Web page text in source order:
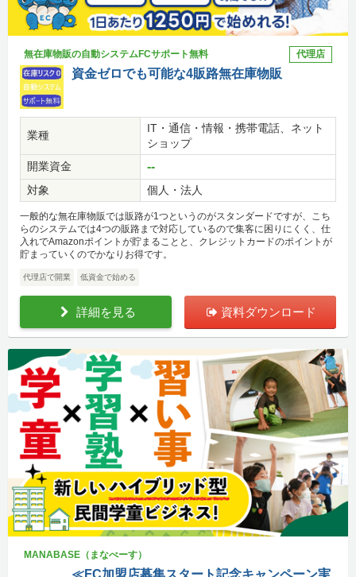
無在庫物販の自動システムFCサポート無料 代理店
資金ゼロでも可能な4販路無在庫物販
業種
IT・通信・情報・携帯電話、ネット
ショップ
開業資金
--
対象 個人・法人
一般的な無在庫物販では販路が1つというのがスタンダードですが、こち
らのシステムでは4つの販路まで対応しているので集客に困りにくく、仕
入れでAmazonポイントが貯まることと、クレジットカードのポイントが
貯まっていくのでかなりお得です。
代理店で開業 低資金で始める
詳細を見る 資料ダウンロード
MANABASE（まなべーす）